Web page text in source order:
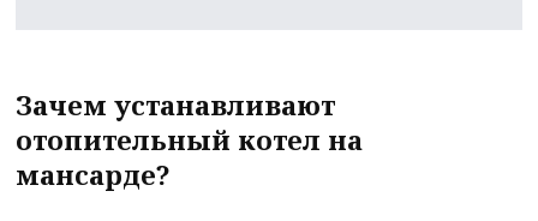
Зачем устанавливают
отопительный котел на
мансарде?